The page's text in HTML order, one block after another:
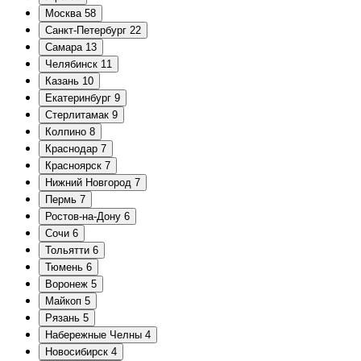
Москва 58
Санкт-Петербург 22
Самара 13
Челябинск 11
Казань 10
Екатеринбург 9
Стерлитамак 9
Колпино 8
Краснодар 7
Красноярск 7
Нижний Новгород 7
Пермь 7
Ростов-на-Дону 6
Сочи 6
Тольятти 6
Тюмень 6
Воронеж 5
Майкоп 5
Рязань 5
Набережные Челны 4
Новосибирск 4